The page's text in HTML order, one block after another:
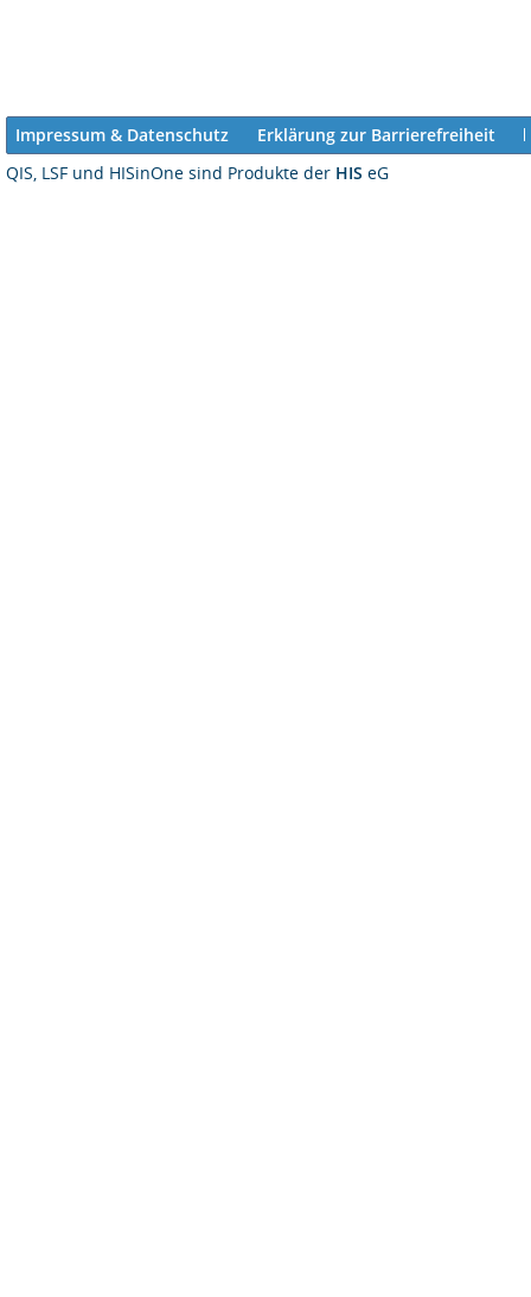
Impressum & Datenschutz
Erklärung zur Barrierefreiheit
QIS, LSF und HISinOne sind Produkte der HIS eG